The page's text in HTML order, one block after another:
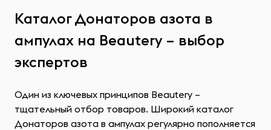
Каталог Донаторов азота в
ампулах на Beautery – выбор
экспертов
Один из ключевых принципов Beautery –
тщательный отбор товаров. Широкий каталог
Донаторов азота в ампулах регулярно пополняется